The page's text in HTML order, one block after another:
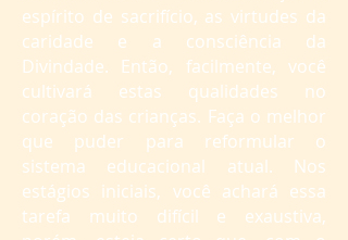
espírito de sacrifício, as virtudes da
caridade e a consciência da
Divindade. Então, facilmente, você
cultivará estas qualidades no
coração das crianças. Faça o melhor
que puder para reformular o
sistema educacional atual. Nos
estágios iniciais, você achará essa
tarefa muito difícil e exaustiva,